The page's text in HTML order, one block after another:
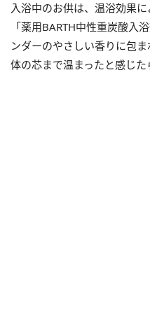
入浴中のお供は、温浴効果
「薬用BARTH中性重炭酸入
ンダーのやさしい香りに包ま
体の芯まで温まったと感じた